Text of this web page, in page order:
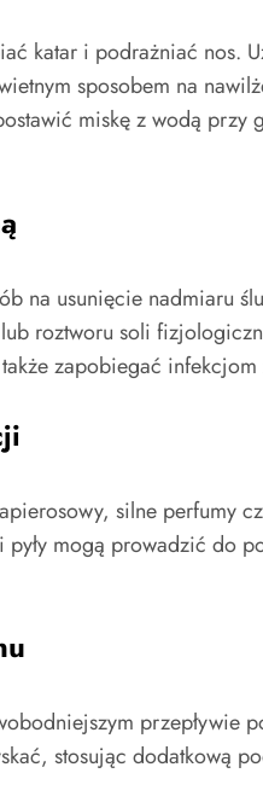
katar i podrażniać nos.
sposobem na
miskę z wodą
na usunięcie nadmiaru
roztworu soli
zapobiegać
silne perfumy
mogą prowadzić do
przepływie
stosując dodatkową